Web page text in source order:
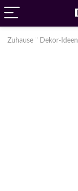
Zuhause " Dekor-Ideen